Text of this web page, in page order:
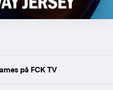
på FCK TV